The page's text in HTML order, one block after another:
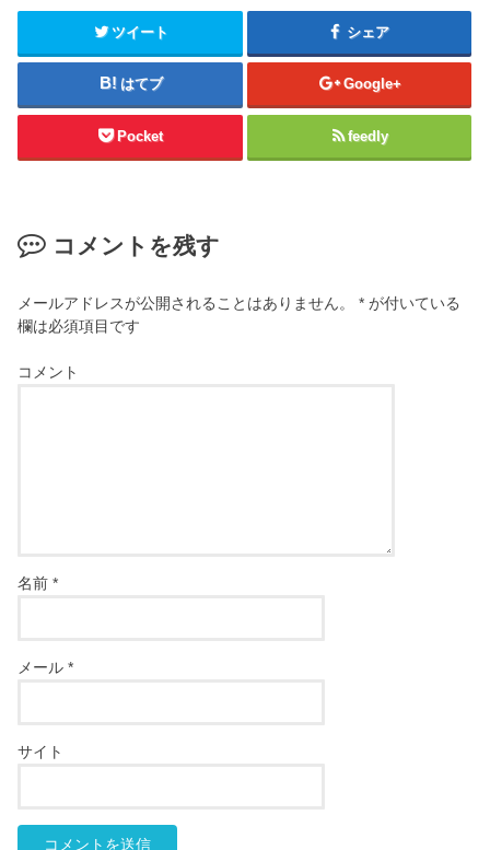
ツイート シェア
はてブ Google+
Pocket feedly
コメントを残す
メールアドレスが公開されることはありません。 * が付いている
欄は必須項目です
コメント
名前*
メール*
サイト